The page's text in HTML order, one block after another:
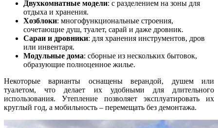
Двухкомнатные модели: с разделением на зоны для
отдыха и хранения.
Хозблоки: многофункциональные строения,
сочетающие душ, туалет, сарай и даже дровник.
Сараи и дровники: для хранения инструментов, дров
или инвентаря.
Модульные дома: сборные из нескольких бытовок,
образующие полноценное жилье.
Некоторые варианты оснащены верандой, душем или
туалетом, что делает их удобными для длительного
использования. Утепление позволяет эксплуатировать их
круглый год, а мобильность – перемещать без демонтажа.